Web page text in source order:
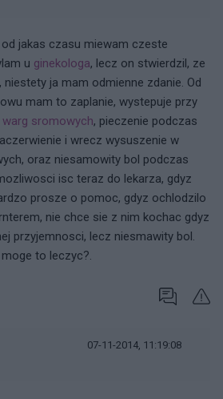
jakas czasu miewam czeste
u ginekologa, lecz on stwierdzil, ze
ja mam odmienne zdanie. Od
mam to zaplanie, wystepuje przy
warg sromowych, pieczenie podczas
i wrecz wysuszenie w
oraz niesamowity bol podczas
isc teraz do lekarza, gdyz
prosze o pomoc, gdyz ochlodzilo
nie chce sie z nim kochac gdyz
przyjemnosci, lecz niesmawity bol.
to leczyc?.
07-11-2014, 11:19:08